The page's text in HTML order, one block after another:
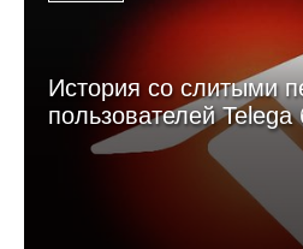
История со слитыми
пользователей Telega